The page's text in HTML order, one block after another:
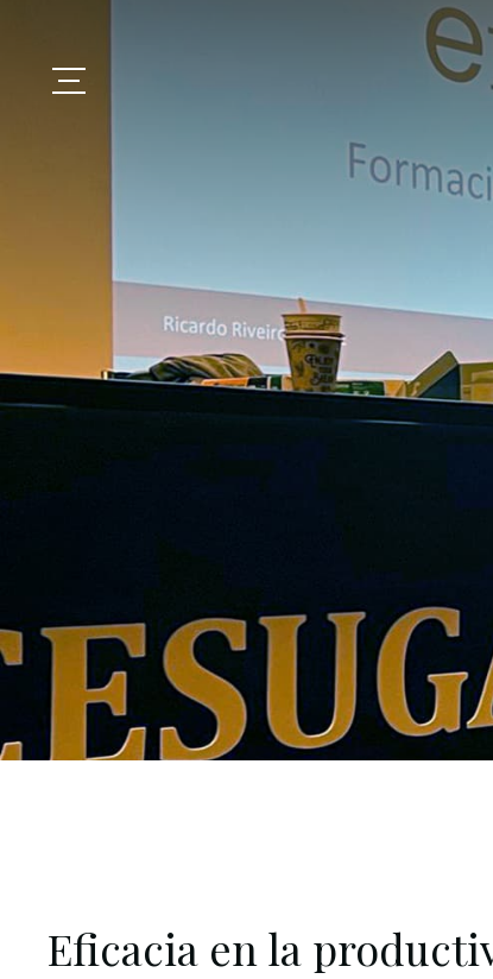
Eficacia en la